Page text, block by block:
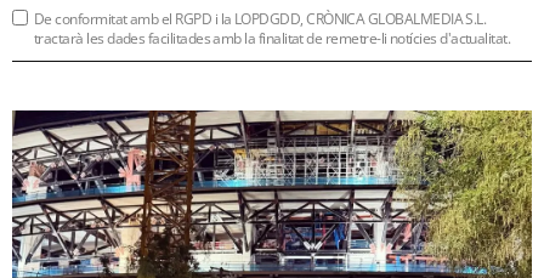
De conformitat amb el RGPD i la LOPDGDD, CRÒNICA GLOBALMEDIA S.L.
tractarà les dades facilitades amb la finalitat de remetre-li notícies d'actualitat.